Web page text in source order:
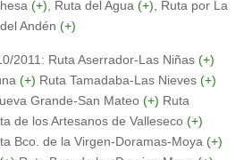
(+) , Ruta del Agua (+) , Ruta por La
Andén (+)
2011: Ruta Aserrador-Las Niñas (+)
(+) Ruta Tamadaba-Las Nieves (+)
Grande-San Mateo (+) Ruta
de los Artesanos de Valleseco (+)
Bco. de la Virgen-Doramas-Moya (+)